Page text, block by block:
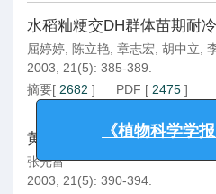
水稻籼粳交DH群体苗期耐
屈婷婷 陈立艳 章志宏 胡中立
2003, 21(5): 385-389.
摘要[ 2682 ] PDF [ 2475 ]
黄山种子植物区系成分分析
张光富
2003, 21(5): 390-394.
《植物科学学